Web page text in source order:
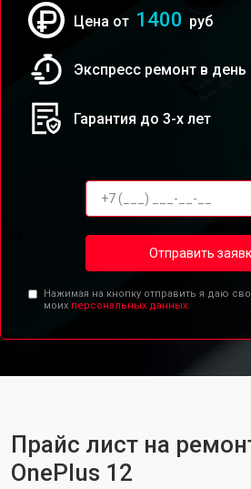
Цена от 1400 руб
Экспресс ремонт в
Гарантия до 3-х лет
Отправить
Нажимая на кнопку отправить я даю
моих персональных данных.
Прайс лист на
OnePlus 12